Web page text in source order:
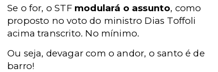
Se o for, o STF modulará o assunto, como
proposto no voto do ministro Dias Toffoli
acima transcrito. No mínimo.
Ou seja, devagar com o andor, o santo é de
barro!